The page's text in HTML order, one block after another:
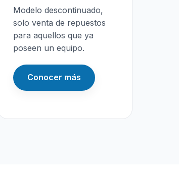
Modelo descontinuado,
solo venta de repuestos
para aquellos que ya
poseen un equipo.
Conocer más